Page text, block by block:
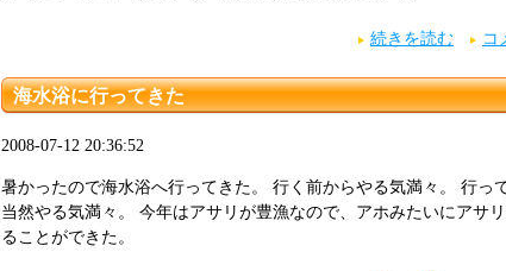
続きを読む コ
海水浴に行ってきた
2008-07-12 20:36:52
暑かったので海水浴へ行ってきた。 行く前からやる気満々。 行っ
当然やる気満々。 今年はアサリが豊漁なので、アホみたいにアサ
ることができた。